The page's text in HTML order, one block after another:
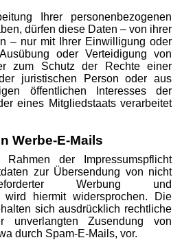
Ihrer personenbezogenen
dürfen diese Daten – von ihrer
– nur mit Ihrer Einwilligung oder
oder Verteidigung von
zum Schutz der Rechte einer
juristischen Person oder aus
öffentlichen Interesses der
eines Mitgliedstaats verarbeitet
Werbe-E-Mails
der Impressumspflicht
zur Übersendung von nicht
Werbung und
wird hiermit widersprochen. Die
sich ausdrücklich rechtliche
Zusendung von
durch Spam-E-Mails, vor.